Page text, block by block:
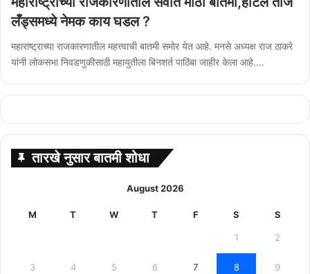
लँड्समध्ये नेमक काय घडल ?
महाराष्ट्राच्या राजकारणातील महत्त्वाची बातमी समोर येत आहे. मनसे अध्यक्ष राज ठाकरे
यांनी लोकसभा निवडणुकीसाठी महायुतीला बिनशर्त पाठिंबा जाहीर केला आहे.…
तारखे नुसार बातमी शोधा
August 2026
M T W T F S S
1 2
3 4 5 6 7 8 9